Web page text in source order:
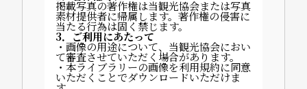
掲載写真の著作権は当観光協会または写真
素材提供者に帰属します。著作権の侵害に
当たる行為は固く禁じます。
3．ご利用にあたって
・画像の用途について、当観光協会におい
て審査させていただく場合があります。
・本ライブラリーの画像を利用規約に同意
いただくことでダウンロードいただけま